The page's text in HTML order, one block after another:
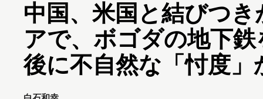
中国、米国と結びつ
アで、ボゴダの地下
後に不自然な「忖度」